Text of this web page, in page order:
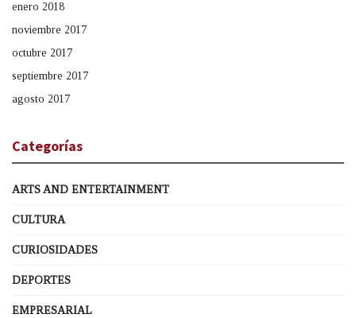
enero 2018
noviembre 2017
octubre 2017
septiembre 2017
agosto 2017
Categorías
ARTS AND ENTERTAINMENT
CULTURA
CURIOSIDADES
DEPORTES
EMPRESARIAL